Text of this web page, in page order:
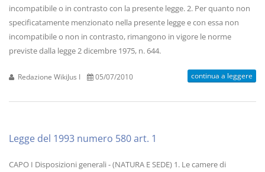
incompatibile o in contrasto con la presente legge. 2. Per quanto non
specificatamente menzionato nella presente legge e con essa non
incompatibile o non in contrasto, rimangono in vigore le norme
previste dalla legge 2 dicembre 1975, n. 644.
Redazione WikiJus I 05/07/2010 continua a leggere
Legge del 1993 numero 580 art. 1
CAPO I Disposizioni generali - (NATURA E SEDE) 1. Le camere di